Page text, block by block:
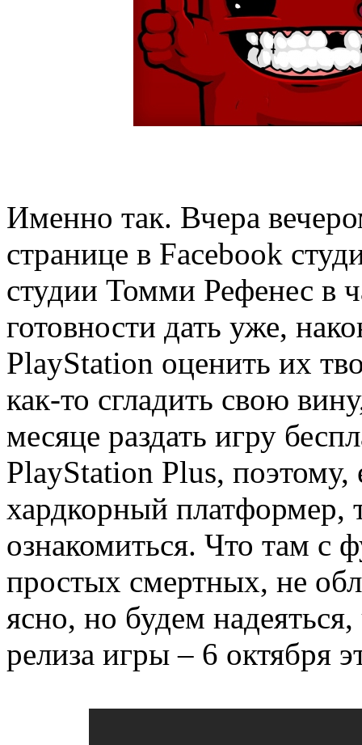
Именно так. Вчера
странице в Facebook
студии Томми Рефенес в
готовности дать уже,
PlayStation оценить их
как-то сгладить свою
месяце раздать игру
PlayStation Plus, поэтому,
хардкорный платформер,
ознакомиться. Что там с
простых смертных, не
ясно, но будем
релиза игры – 6 октября